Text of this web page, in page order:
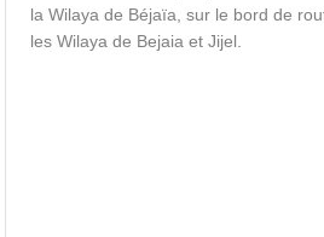
la Wilaya de Béjaïa, sur le bord de
les Wilaya de Bejaia et Jijel.